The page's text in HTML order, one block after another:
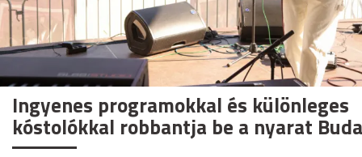
Ingyenes programokkal és különleges
kóstolókkal robbantja be a nyarat